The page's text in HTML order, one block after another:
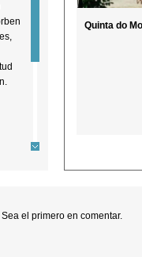
Quinta do
el primero en comentar.